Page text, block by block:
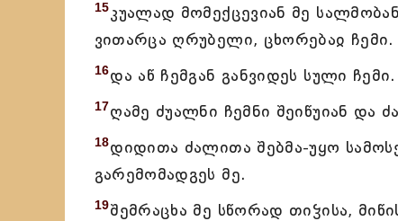
15კუალად მომექცევიან მე
ვითარცა ღრუბელი, ცხორებაჲ ჩემი.
16და აწ ჩემგან განვიდეს სული
17ღამე ძუალნი ჩემნი შეიწუიან და
18დიდითა ძალითა შებმა-უყო
გარემომადგეს მე.
19შემრაცხა მე სწორად თიჴისა,